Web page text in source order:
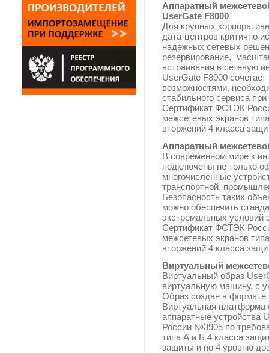
Аппаратный
UserGate F8000
Для крупных
дата-центров критично
надежных сетевых
резервирование,
встраивания в сетевую
UserGate F8000
возможностями,
стабильного сервиса
Сертификат ФСТЭК
межсетевых экранов
вторжений 4 класса
Аппаратный
В современном мире к
подключены не только
многочисленные
транспортной,
Безопасность таких
можно обеспечить
экстремальных условий
Сертификат ФСТЭК
межсетевых экранов
вторжений 4 класса
Виртуальный
Виртуальный образ
виртуальную машину, с
Образ создан в формате
Виртуальная платформа
аппаратные
России №3905 по
типа А и Б 4 класса
защиты и по 4 уровню